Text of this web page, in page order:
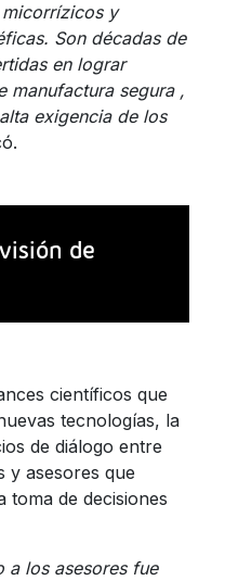
y
Son décadas de
en lograr
manufactura segura ,
exigencia de los
de
científicos que
tecnologías, la
de diálogo entre
y asesores que
toma de decisiones
a los asesores fue